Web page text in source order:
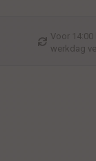
Voor
werkdag